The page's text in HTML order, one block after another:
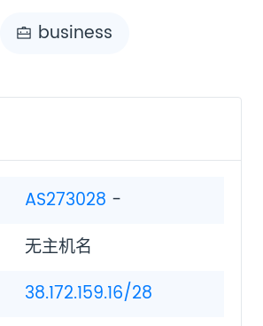
business
AS273028 -
无主机名
38.172.159.16/28